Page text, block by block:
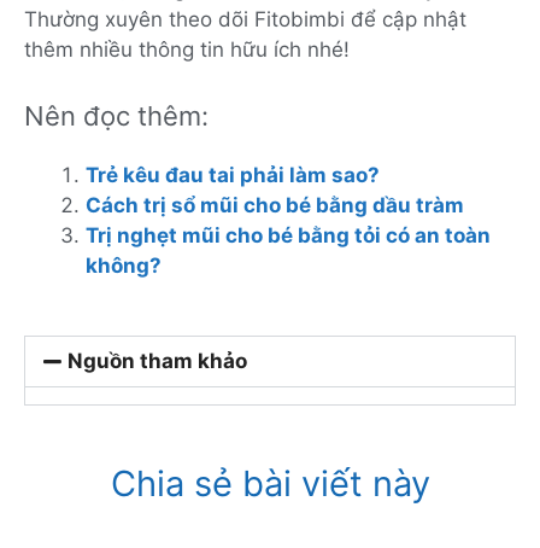
Thường xuyên theo dõi Fitobimbi để cập nhật
thêm nhiều thông tin hữu ích nhé!
Nên đọc thêm:
Trẻ kêu đau tai phải làm sao?
Cách trị sổ mũi cho bé bằng dầu tràm
Trị nghẹt mũi cho bé bằng tỏi có an toàn
không?
Nguồn tham khảo
Chia sẻ bài viết này